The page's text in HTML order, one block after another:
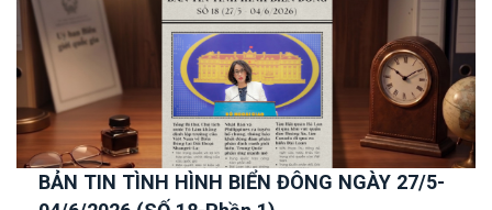
BẢN TIN TÌNH HÌNH BIỂN ĐÔNG NGÀY 27/5-